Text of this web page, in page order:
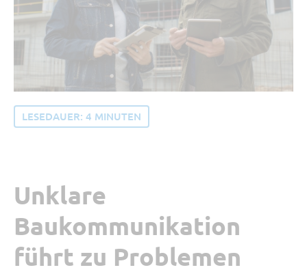
LESEDAUER: 4 MINUTEN
Unklare
Baukommunikation
führt zu Problemen